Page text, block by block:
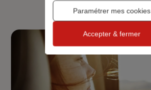
Paramétrer mes cookies
Accepter & fermer